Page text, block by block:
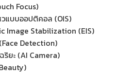
Focus)
แบบออปติคอล (OIS)
Image Stabilization (EIS)
Detection)
ริยะ (AI Camera)